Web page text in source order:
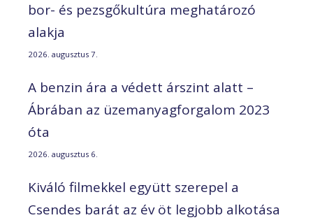
bor- és pezsgőkultúra meghatározó
alakja
2026. augusztus 7.
A benzin ára a védett árszint alatt –
Ábrában az üzemanyagforgalom 2023
óta
2026. augusztus 6.
Kiváló filmekkel együtt szerepel a
Csendes barát az év öt legjobb alkotása